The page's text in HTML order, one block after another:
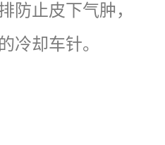
防止皮下气肿，
冷却车针。